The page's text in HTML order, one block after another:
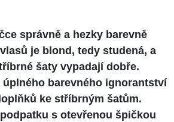
správně a hezky barevně
je blond, tedy studená, a
šaty vypadají dobře.
úplného barevného ignorantství
ke stříbrným šatům.
s otevřenou špičkou